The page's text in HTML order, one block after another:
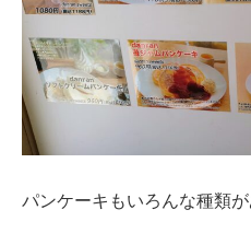
パンケーキもいろんな種類が